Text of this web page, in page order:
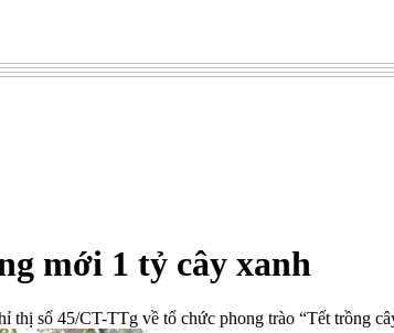
mới 1 tỷ cây xanh
số 45/CT-TTg về tổ chức phong trào “Tết trồng